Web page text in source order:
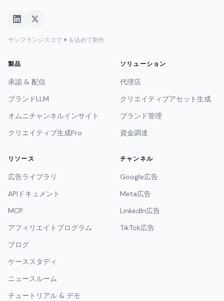
サンフランシスコで ♥ を込めて制作
製品
承認 & 配信
ブランドLLM
オムニチャンネルインサイト
クリエイティブ生成Pro
ソリューション
代理店
クリエイティブアセット生成
ブランド管理
資金調達
リソース
広告ライブラリ
APIドキュメント
MCP
アフィリエイトプログラム
ブログ
ケーススタディ
ニュースルーム
チュートリアル & デモ
チャンネル
Google広告
Meta広告
LinkedIn広告
TikTok広告